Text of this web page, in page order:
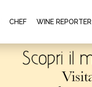
CHEF WINE REPORTER